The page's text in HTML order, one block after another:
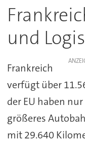
und
Frankreich
verfügt über
der EU haben
größeres
mit 29.640